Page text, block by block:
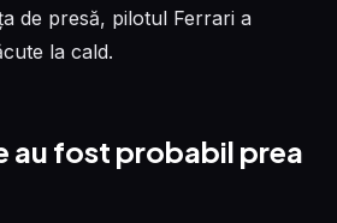
de presă, pilotul Ferrari a
la cald.
au fost probabil prea